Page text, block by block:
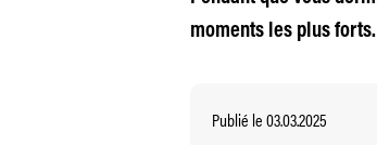
moments les plus forts.
Publié le 03.03.2025